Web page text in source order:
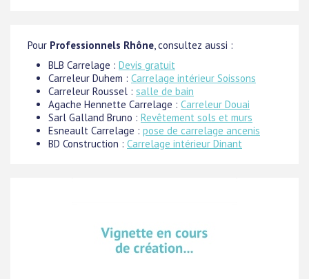
Pour Professionnels Rhône, consultez aussi :
BLB Carrelage : Devis gratuit
Carreleur Duhem : Carrelage intérieur Soissons
Carreleur Roussel : salle de bain
Agache Hennette Carrelage : Carreleur Douai
Sarl Galland Bruno : Revêtement sols et murs
Esneault Carrelage : pose de carrelage ancenis
BD Construction : Carrelage intérieur Dinant